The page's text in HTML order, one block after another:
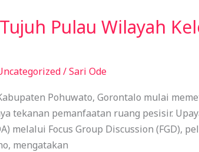
Pulau Wilayah
/Sari Ode
Pohuwato, Gorontalo mulai
tekanan pemanfaatan ruang pesisir.
melalui Focus Group Discussion (FGD),
mengatakan